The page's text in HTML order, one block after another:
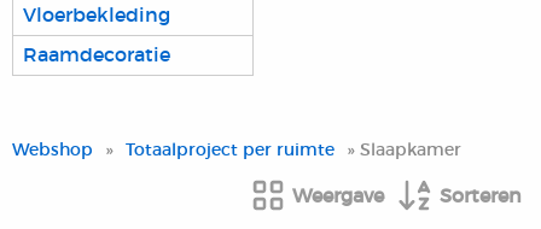
Vloerbekleding
Raamdecoratie
Webshop » Totaalproject per ruimte » Slaapkamer
Weergave Sorteren